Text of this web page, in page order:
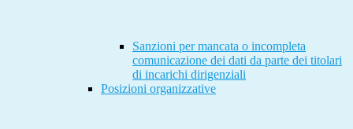
Sanzioni per mancata o incompleta
comunicazione dei dati da parte dei titolari
di incarichi dirigenziali
Posizioni organizzative